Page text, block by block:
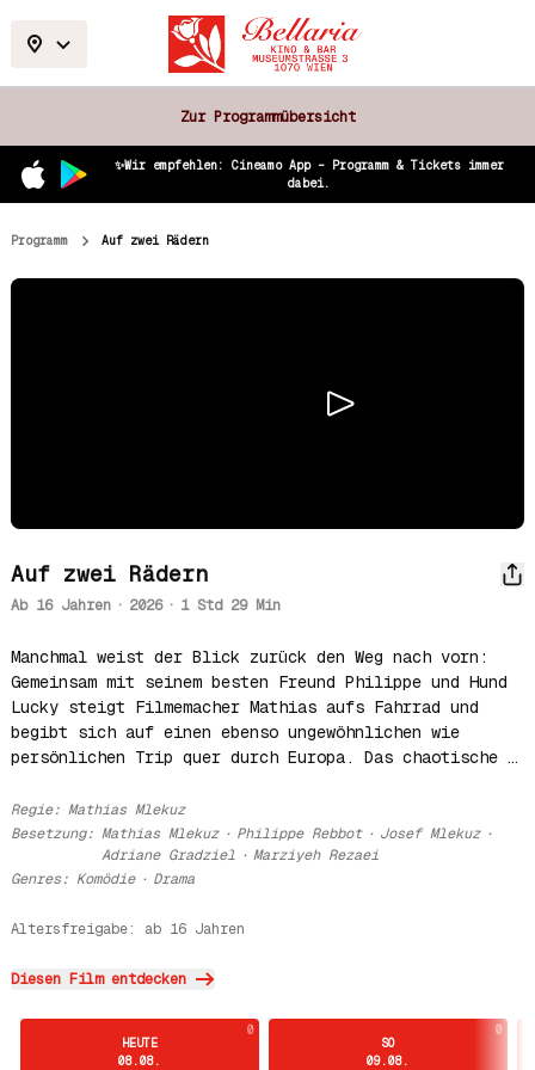
Zur Programmübersicht
✨Wir empfehlen: Cineamo App – Programm & Tickets immer
dabei.
Programm Auf zwei Rädern
Auf zwei Rädern
Ab 16 Jahren · 2026 · 1 Std 29 Min
Manchmal weist der Blick zurück den Weg nach vorn:
Gemeinsam mit seinem besten Freund Philippe und Hund
Lucky steigt Filmemacher Mathias aufs Fahrrad und
begibt sich auf einen ebenso ungewöhnlichen wie
persönlichen Trip quer durch Europa. Das chaotische
Youri einige Jahre zuvor selbst unternommen hat – von
der französischen Atlantikküste bis zum Schwarzen
Meer. Was als leise Spurensuche beginnt, wird zu
einem überraschend heiteren Abenteuer voller
sich die beiden Freunde mal auf berührende, mal auf
Leben.
zugleich lebensbejahendes Roadmovie voller Wärme,
Witz und Menschlichkeit, das mühelos zwischen feiner
Regie: Mathias Mlekuz
Besetzung: Mathias Mlekuz · Philippe Rebbot · Josef Mlekuz ·
Adriane Gradziel · Marziyeh Rezaei
Genres: Komödie · Drama
Altersfreigabe: ab 16 Jahren
Diesen Film entdecken
0
HEUTE
08.08.
0
SO
09.08.